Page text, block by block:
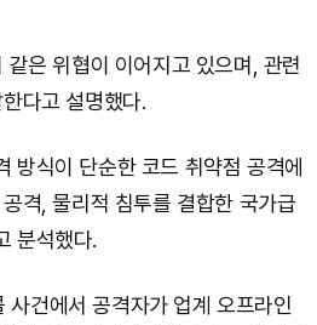
은 위협이 이어지고 있으며, 관련
다고 설명했다.
방식이 단순한 코드 취약점 공격에
격, 물리적 침투를 결합한 국가급
분석했다.
사건에서 공격자가 업계 오프라인